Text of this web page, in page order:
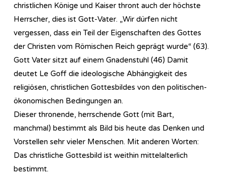
christlichen Könige und Kaiser thront auch der höchste
Herrscher, dies ist Gott-Vater. „Wir dürfen nicht
vergessen, dass ein Teil der Eigenschaften des Gottes
der Christen vom Römischen Reich geprägt wurde“ (63).
Gott Vater sitzt auf einem Gnadenstuhl (46) Damit
deutet Le Goff die ideologische Abhängigkeit des
religiösen, christlichen Gottesbildes von den politischen-
ökonomischen Bedingungen an.
Dieser thronende, herrschende Gott (mit Bart,
manchmal) bestimmt als Bild bis heute das Denken und
Vorstellen sehr vieler Menschen. Mit anderen Worten:
Das christliche Gottesbild ist weithin mittelalterlich
bestimmt.